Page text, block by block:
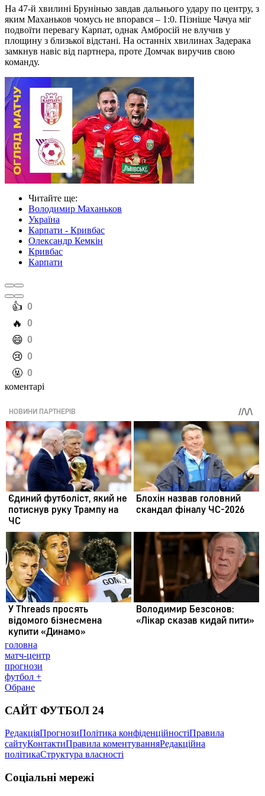
На 47-й хвилині Брунінью завдав дальнього удару по центру, з
яким Маханьков чомусь не впорався – 1:0. Пізніше Чачуа міг
подвоїти перевагу Карпат, однак Амбросій не влучив у
площину з близької відстані. На останніх хвилинах Задерака
замкнув навіс від партнера, проте Домчак виручив свою
команду.
Читайте ще:
Володимир Маханьков
Україна
Карпати - Кривбас
Олександр Кемкін
Кривбас
Карпати
️👍 0
️🔥 0
️😄 0
️😢 0
️🤬 0
коментарі
головна
матч-центр
прогнози
футбол +
Обране
САЙТ ФУТБОЛ 24
РедакціяПрогнозиПолітика конфіденційностіПравила
сайтуКонтактиПравила коментуванняРедакційна
політикаСтруктура власності
Соціальні мережі